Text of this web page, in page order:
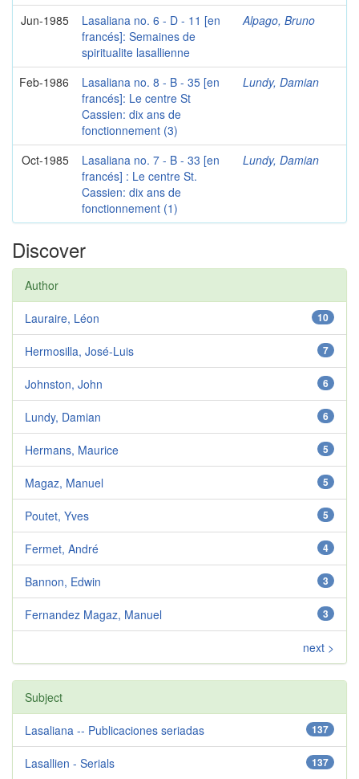
Jun-1985
Lasaliana no. 6 - D - 11 [en
francés]: Semaines de
spiritualite lasallienne
Alpago, Bruno
Feb-1986
Lasaliana no. 8 - B - 35 [en
francés]: Le centre St
Cassien: dix ans de
fonctionnement (3)
Lundy, Damian
Oct-1985
Lasaliana no. 7 - B - 33 [en
francés] : Le centre St.
Cassien: dix ans de
fonctionnement (1)
Lundy, Damian
Discover
Author
10
Lauraire, Léon
7
Hermosilla, José-Luis
6
Johnston, John
6
Lundy, Damian
5
Hermans, Maurice
5
Magaz, Manuel
5
Poutet, Yves
4
Fermet, André
3
Bannon, Edwin
3
Fernandez Magaz, Manuel
next >
Subject
137
Lasaliana -- Publicaciones seriadas
137
Lasallien - Serials